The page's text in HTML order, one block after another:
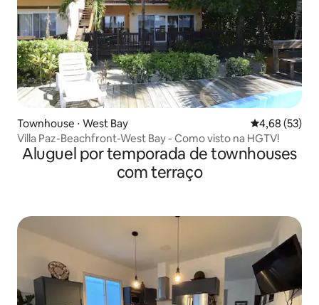
Townhouse ⋅ West Bay 4,68 de uma
4,68 (53)
Villa Paz-Beachfront-West Bay - Como visto na HGTV!
Aluguel por temporada de townhouses
com terraço